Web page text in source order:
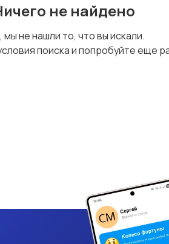
не найдено
мы не нашли то, что вы искали.
поиска и попробуйте еще